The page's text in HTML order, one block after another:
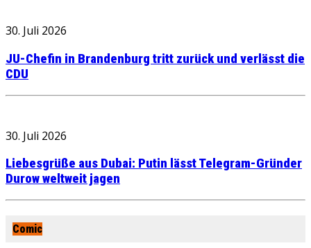
30. Juli 2026
JU-Chefin in Brandenburg tritt zurück und verlässt die
CDU
30. Juli 2026
Liebesgrüße aus Dubai: Putin lässt Telegram-Gründer
Durow weltweit jagen
Comic